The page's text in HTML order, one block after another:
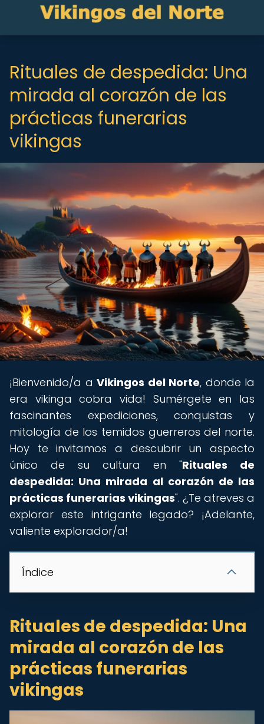
Rituales de despedida: Una
mirada al corazón de las
prácticas funerarias
vikingas
¡Bienvenido/a a Vikingos del Norte, donde la
era vikinga cobra vida! Sumérgete en las
fascinantes expediciones, conquistas y
mitología de los temidos guerreros del norte.
Hoy te invitamos a descubrir un aspecto
único de su cultura en "Rituales de
despedida: Una mirada al corazón de las
prácticas funerarias vikingas". ¿Te atreves a
explorar este intrigante legado? ¡Adelante,
valiente explorador/a!
Índice
Rituales de despedida: Una
mirada al corazón de las
prácticas funerarias
vikingas